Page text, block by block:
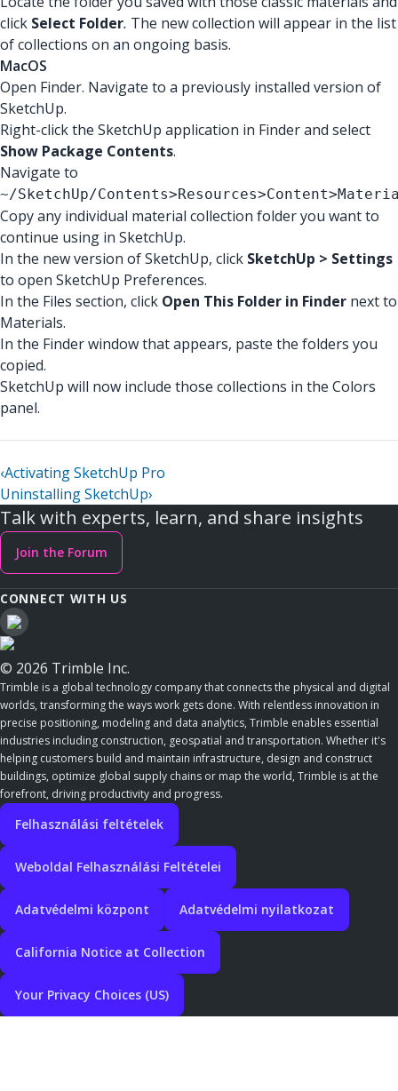
click Select Folder. The new collection will appear in the list
of collections on an ongoing basis.
MacOS
Open Finder. Navigate to a previously installed version of
SketchUp.
Right-click the SketchUp application in Finder and select
Show Package Contents.
Navigate to
~/SketchUp/
Copy any individual material collection folder you want to
continue using in SketchUp.
In the new version of SketchUp, click SketchUp > Settings
to open SketchUp Preferences.
In the Files section, click Open This Folder in Finder next to
Materials.
In the Finder window that appears, paste the folders you
copied.
SketchUp will now include those collections in the Colors
panel.
‹Activating SketchUp Pro
Uninstalling SketchUp›
Talk with experts, learn, and share insights
Join the Forum
CONNECT WITH US
© 2026 Trimble Inc.
Trimble is a global technology company that connects the physical and digital
worlds, transforming the ways work gets done. With relentless innovation in
precise positioning, modeling and data analytics, Trimble enables essential
industries including construction, geospatial and transportation. Whether it's
helping customers build and maintain infrastructure, design and construct
buildings, optimize global supply chains or map the world, Trimble is at the
forefront, driving productivity and progress.
Felhasználási feltételek
Weboldal Felhasználási Feltételei
Adatvédelmi központ Adatvédelmi nyilatkozat
California Notice at Collection
Your Privacy Choices (US)